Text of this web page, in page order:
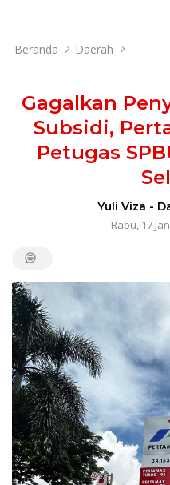
Beranda Daerah
Gagalkan
Subsidi,
Petugas
Yuli Viza -
Rabu, 17